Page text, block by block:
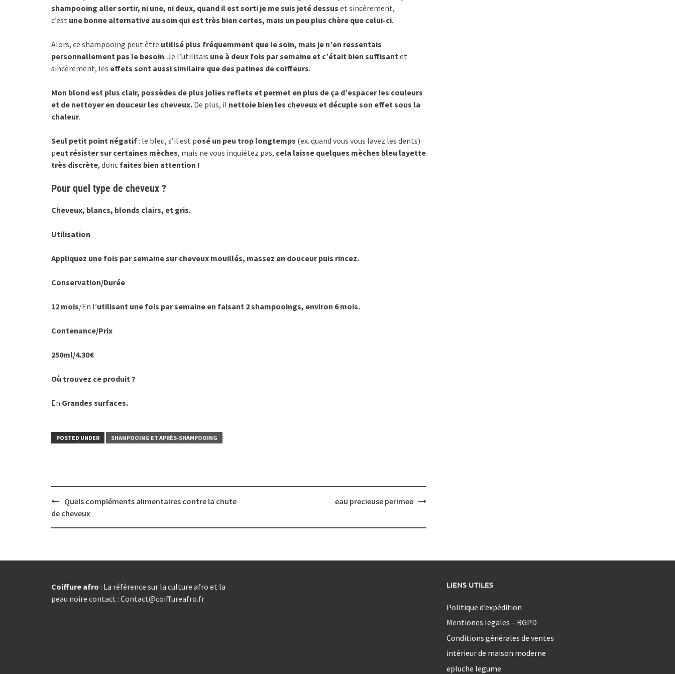
shampooing aller sortir, ni une, ni deux, quand il est sorti je me suis jeté dessus et sincèrement,
c’est une bonne alternative au soin qui est très bien certes, mais un peu plus chère que celui-ci.
Alors, ce shampooing peut être utilisé plus fréquemment que le soin, mais je n’en ressentais
personnellement pas le besoin. Je l’utilisais une à deux fois par semaine et c’était bien suffisantet
sincèrement, les effets sont aussi similaire que des patines de coiffeurs.
Mon blond est plus clair, possèdes de plus jolies reflets et permet en plus de ça d’espacer les couleurs
et de nettoyer en douceur les cheveux. De plus, il nettoie bien les cheveux et décuple son effet sous la
chaleur.
Seul petit point négatif: le bleu, s’il est posé un peu trop longtemps (ex. quand vous vous lavez les dents)
peut résister sur certaines mèches, mais ne vous inquiétez pas, cela laisse quelques mèches bleu layette
très discrète, donc faites bien attention !
Pour quel type de cheveux ?
Cheveux, blancs, blonds clairs, et gris.
Utilisation
Appliquez une fois par semaine sur cheveux mouillés, massez en douceur puis rincez.
Conservation/Durée
12 mois/En l’utilisant une fois par semaine en faisant 2 shampooings, environ 6 mois.
Contenance/Prix
250ml/4.30€
Où trouvez ce produit ?
En Grandes surfaces.
POSTED UNDER SHAMPOOING ET APRÈS-SHAMPOOING
Post
navigation
Quels compléments alimentaires contre la chute
de cheveux
eau precieuse perimee
Coiffure afro : La référence sur la culture afro et la
peau noire contact : Contact@coiffureafro.fr
LIENS UTILES
Politique d’expédition
Mentiones legales – RGPD
Conditions générales de ventes
intérieur de maison moderne
epluche legume